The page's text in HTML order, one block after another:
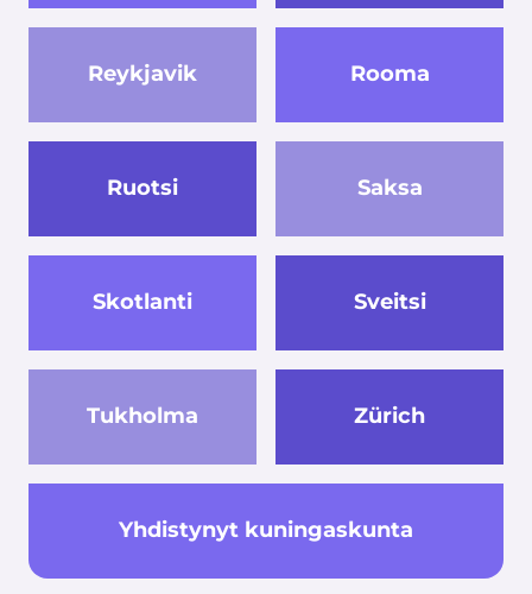
Reykjavik Rooma
Ruotsi Saksa
Skotlanti Sveitsi
Tukholma
Yhdistynyt kuningaskunta
Zürich